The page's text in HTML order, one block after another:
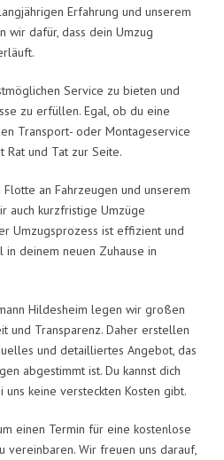
Erfahrung und unserem
wir dafür, dass dein Umzug
Service zu bieten und
zu erfüllen. Egal, ob du eine
Transport- oder Montageservice
und Tat zur Seite.
an Fahrzeugen und unserem
auch kurzfristige Umzüge
Umzugsprozess ist effizient und
in deinem neuen Zuhause in
Hildesheim legen wir großen
und Transparenz. Daher erstellen
und detailliertes Angebot, das
abgestimmt ist. Du kannst dich
keine versteckten Kosten gibt.
einen Termin für eine kostenlose
vereinbaren. Wir freuen uns darauf,